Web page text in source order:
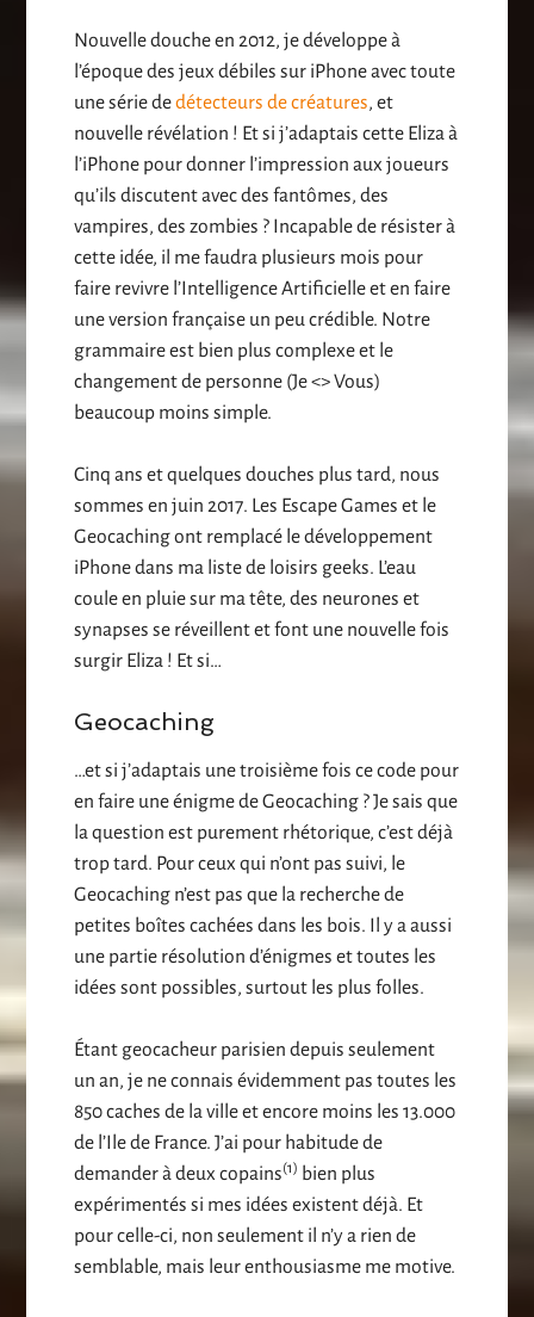
Nouvelle douche en 2012, je développe à
l’époque des jeux débiles sur iPhone avec toute
une série dedétecteurs de créatures, et
nouvelle révélation ! Et si j’adaptais cette Eliza à
l’iPhone pour donner l’impression aux joueurs
qu’ils discutent avec des fantômes, des
vampires, des zombies ? Incapable de résister à
cette idée, il me faudra plusieurs mois pour
faire revivre l’Intelligence Artificielle et en faire
une version française un peu crédible. Notre
grammaire est bien plus complexe et le
changement de personne (Je <> Vous)
beaucoup moins simple.
Cinq ans et quelques douches plus tard, nous
sommes en juin 2017. Les Escape Games et le
Geocaching ont remplacé le développement
iPhone dans ma liste de loisirs geeks. L’eau
coule en pluie sur ma tête, des neurones et
synapses se réveillent et font une nouvelle fois
surgir Eliza ! Et si…
Geocaching
…et si j’adaptais une troisième fois ce code pour
en faire une énigme de Geocaching ? Je sais que
la question est purement rhétorique, c’est déjà
trop tard. Pour ceux qui n’ont pas suivi, le
Geocaching n’est pas que la recherche de
petites boîtes cachées dans les bois. Il y a aussi
une partie résolution d’énigmes et toutes les
idées sont possibles, surtout les plus folles.
Étant geocacheur parisien depuis seulement
un an, je ne connais évidemment pas toutes les
850 caches de la ville et encore moins les 13.000
de l’Ile de France. J’ai pour habitude de
demander à deux copains(1) bien plus
expérimentés si mes idées existent déjà. Et
pour celle-ci, non seulement il n’y a rien de
semblable, mais leur enthousiasme me motive.